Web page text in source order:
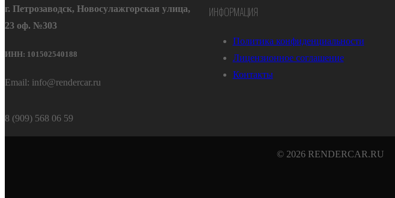
г. Петрозаводск, Новосулажгорская улица,
23 оф. №303
ИНН: 101502540188
Email: info@rendercar.ru
8 (909) 568 06 59
ИНФОРМАЦИЯ
Политика конфиденциальности
Лицензионное соглашение
Контакты
© 2026 RENDERCAR.RU